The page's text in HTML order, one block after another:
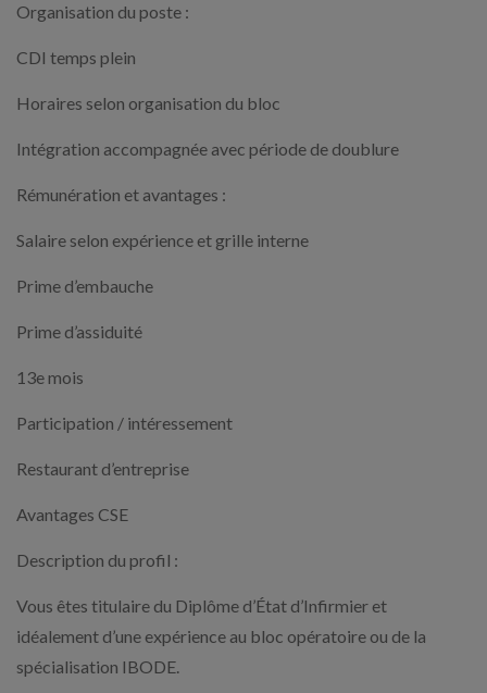
Organisation du poste :
CDI temps plein
Horaires selon organisation du bloc
Intégration accompagnée avec période de doublure
Rémunération et avantages :
Salaire selon expérience et grille interne
Prime d’embauche
Prime d’assiduité
13e mois
Participation / intéressement
Restaurant d’entreprise
Avantages CSE
Description du profil :
Vous êtes titulaire du Diplôme d’État d’Infirmier et
idéalement d’une expérience au bloc opératoire ou de la
spécialisation IBODE.